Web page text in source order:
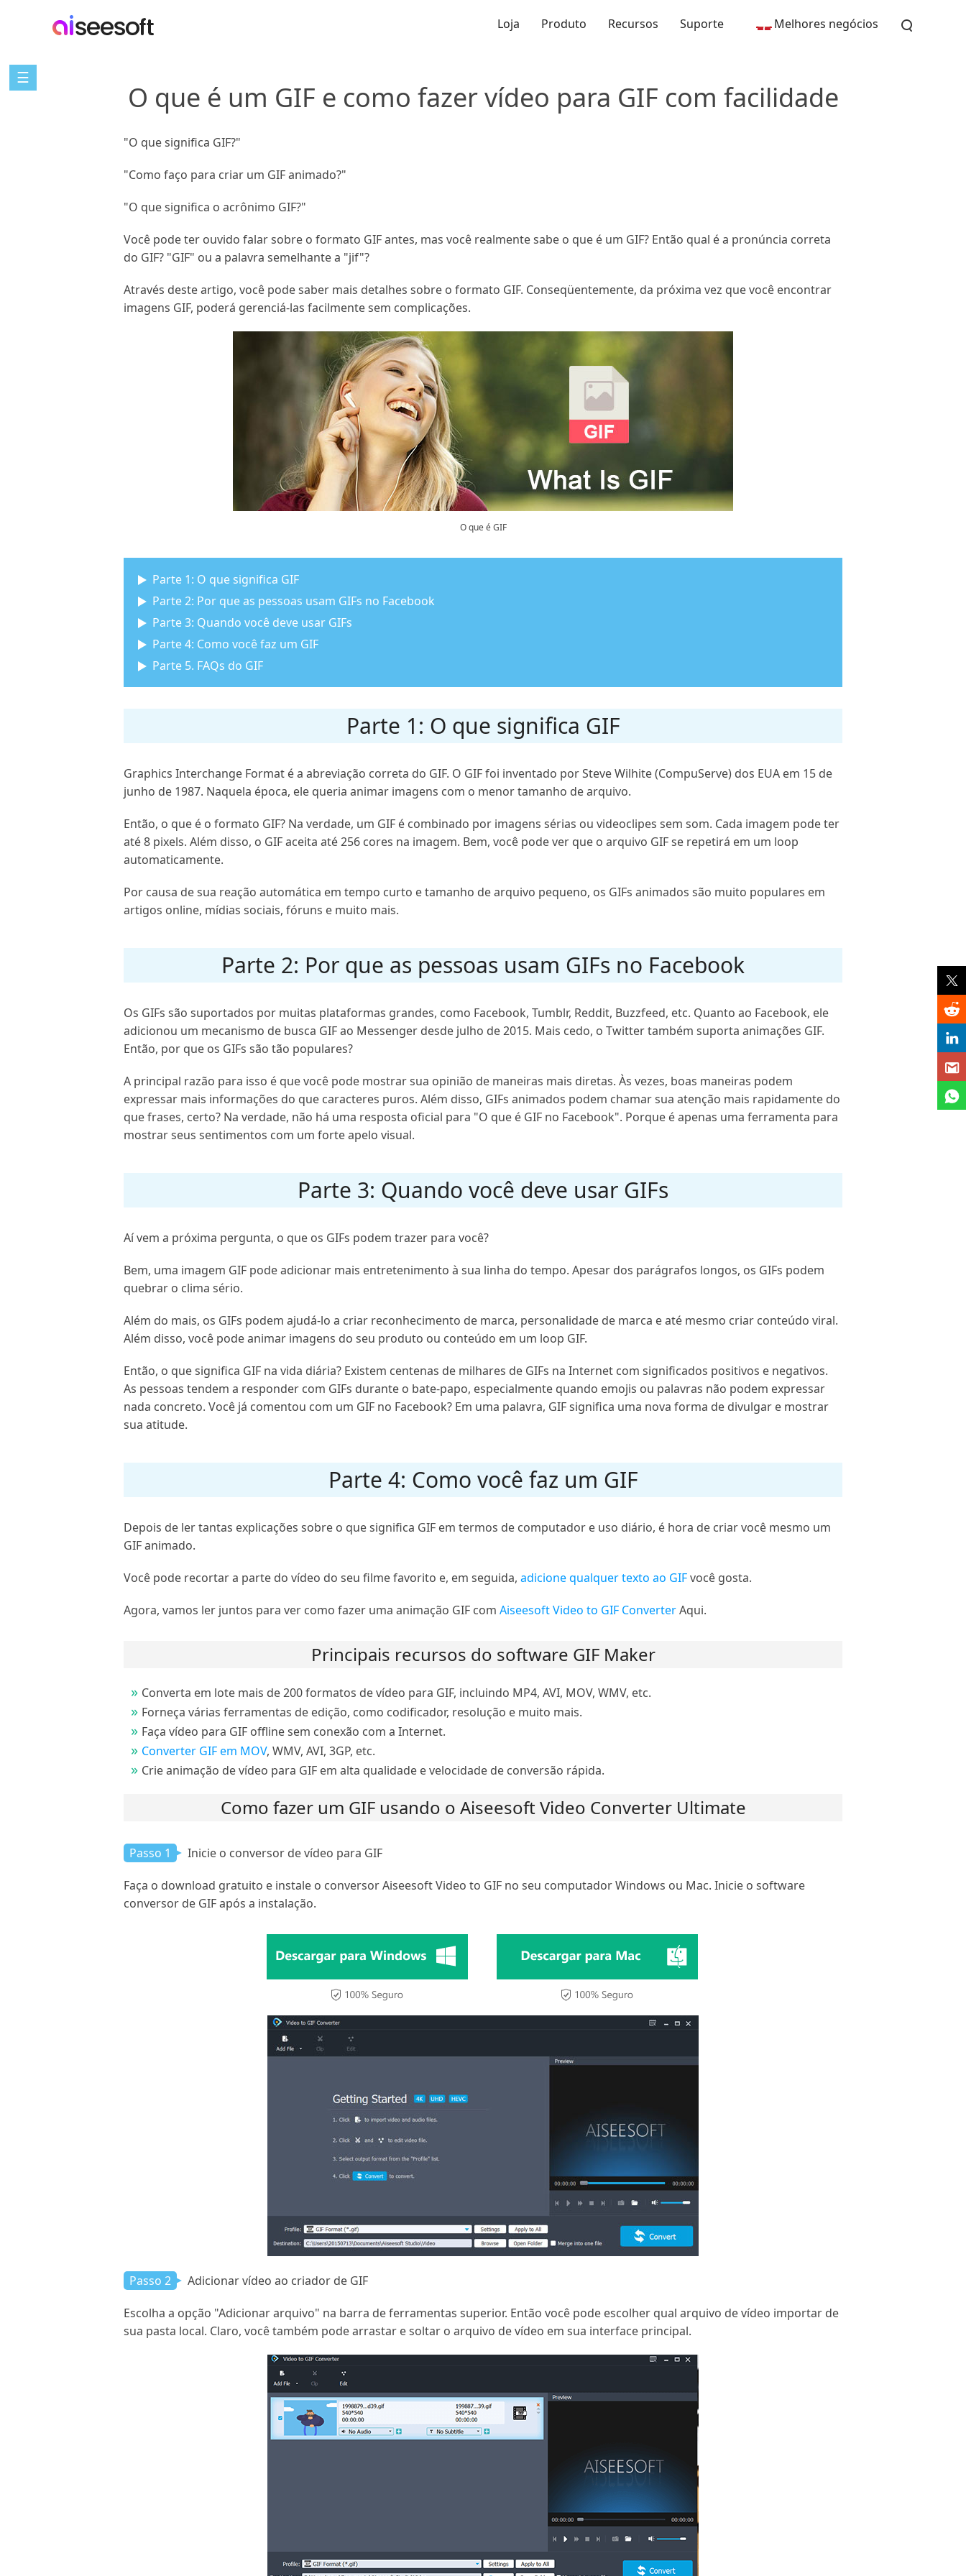
Loja Produto Recursos Suporte Melhores negócios
☰
O que é um GIF e como fazer vídeo para GIF com facilidade
"O que significa GIF?"
"Como faço para criar um GIF animado?"
"O que significa o acrônimo GIF?"
Você pode ter ouvido falar sobre o formato GIF antes, mas você realmente sabe o que é um GIF? Então qual é a pronúncia correta
do GIF? "GIF" ou a palavra semelhante a "jif"?
Através deste artigo, você pode saber mais detalhes sobre o formato GIF. Conseqüentemente, da próxima vez que você encontrar
imagens GIF, poderá gerenciá-las facilmente sem complicações.
O que é GIF
Parte 1: O que significa GIF
Parte 2: Por que as pessoas usam GIFs no Facebook
Parte 3: Quando você deve usar GIFs
Parte 4: Como você faz um GIF
Parte 5. FAQs do GIF
Parte 1: O que significa GIF
Graphics Interchange Format é a abreviação correta do GIF. O GIF foi inventado por Steve Wilhite (CompuServe) dos EUA em 15 de
junho de 1987. Naquela época, ele queria animar imagens com o menor tamanho de arquivo.
Então, o que é o formato GIF? Na verdade, um GIF é combinado por imagens sérias ou videoclipes sem som. Cada imagem pode ter
até 8 pixels. Além disso, o GIF aceita até 256 cores na imagem. Bem, você pode ver que o arquivo GIF se repetirá em um loop
automaticamente.
Por causa de sua reação automática em tempo curto e tamanho de arquivo pequeno, os GIFs animados são muito populares em
artigos online, mídias sociais, fóruns e muito mais.
Parte 2: Por que as pessoas usam GIFs no Facebook
Os GIFs são suportados por muitas plataformas grandes, como Facebook, Tumblr, Reddit, Buzzfeed, etc. Quanto ao Facebook, ele
adicionou um mecanismo de busca GIF ao Messenger desde julho de 2015. Mais cedo, o Twitter também suporta animações GIF.
Então, por que os GIFs são tão populares?
A principal razão para isso é que você pode mostrar sua opinião de maneiras mais diretas. Às vezes, boas maneiras podem
expressar mais informações do que caracteres puros. Além disso, GIFs animados podem chamar sua atenção mais rapidamente do
que frases, certo? Na verdade, não há uma resposta oficial para "O que é GIF no Facebook". Porque é apenas uma ferramenta para
mostrar seus sentimentos com um forte apelo visual.
Parte 3: Quando você deve usar GIFs
Aí vem a próxima pergunta, o que os GIFs podem trazer para você?
Bem, uma imagem GIF pode adicionar mais entretenimento à sua linha do tempo. Apesar dos parágrafos longos, os GIFs podem
quebrar o clima sério.
Além do mais, os GIFs podem ajudá-lo a criar reconhecimento de marca, personalidade de marca e até mesmo criar conteúdo viral.
Além disso, você pode animar imagens do seu produto ou conteúdo em um loop GIF.
Então, o que significa GIF na vida diária? Existem centenas de milhares de GIFs na Internet com significados positivos e negativos.
As pessoas tendem a responder com GIFs durante o bate-papo, especialmente quando emojis ou palavras não podem expressar
nada concreto. Você já comentou com um GIF no Facebook? Em uma palavra, GIF significa uma nova forma de divulgar e mostrar
sua atitude.
Parte 4: Como você faz um GIF
Depois de ler tantas explicações sobre o que significa GIF em termos de computador e uso diário, é hora de criar você mesmo um
GIF animado.
Você pode recortar a parte do vídeo do seu filme favorito e, em seguida, adicione qualquer texto ao GIFvocê gosta.
Agora, vamos ler juntos para ver como fazer uma animação GIF com Aiseesoft Video to GIF ConverterAqui.
Principais recursos do software GIF Maker
Converta em lote mais de 200 formatos de vídeo para GIF, incluindo MP4, AVI, MOV, WMV, etc.
Forneça várias ferramentas de edição, como codificador, resolução e muito mais.
Faça vídeo para GIF offline sem conexão com a Internet.
Converter GIF em MOV, WMV, AVI, 3GP, etc.
Crie animação de vídeo para GIF em alta qualidade e velocidade de conversão rápida.
Como fazer um GIF usando o Aiseesoft Video Converter Ultimate
Passo 1 Inicie o conversor de vídeo para GIF
Faça o download gratuito e instale o conversor Aiseesoft Video to GIF no seu computador Windows ou Mac. Inicie o software
conversor de GIF após a instalação.
Passo 2 Adicionar vídeo ao criador de GIF
Escolha a opção "Adicionar arquivo" na barra de ferramentas superior. Então você pode escolher qual arquivo de vídeo importar de
sua pasta local. Claro, você também pode arrastar e soltar o arquivo de vídeo em sua interface principal.